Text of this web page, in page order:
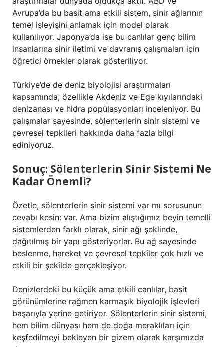
Avrupa’da bu basit ama etkili sistem, sinir ağlarının
temel işleyişini anlamak için model olarak
kullanılıyor. Japonya’da ise bu canlılar genç bilim
insanlarına sinir iletimi ve davranış çalışmaları için
öğretici örnekler olarak gösteriliyor.
Türkiye’de de deniz biyolojisi araştırmaları
kapsamında, özellikle Akdeniz ve Ege kıyılarındaki
denizanası ve hidra popülasyonları inceleniyor. Bu
çalışmalar sayesinde, sölenterlerin sinir sistemi ve
çevresel tepkileri hakkında daha fazla bilgi
ediniyoruz.
Sonuç: Sölenterlerin Sinir Sistemi Ne
Kadar Önemli?
Özetle, sölenterlerin sinir sistemi var mı sorusunun
cevabı kesin: var. Ama bizim alıştığımız beyin temelli
sistemlerden farklı olarak, sinir ağı şeklinde,
dağıtılmış bir yapı gösteriyorlar. Bu ağ sayesinde
beslenme, hareket ve çevresel tepkiler çok hızlı ve
etkili bir şekilde gerçekleşiyor.
Denizlerdeki bu küçük ama etkili canlılar, basit
görünümlerine rağmen karmaşık biyolojik işlevleri
başarıyla yerine getiriyor. Sölenterlerin sinir sistemi,
hem bilim dünyası hem de doğa meraklıları için
keşfedilmeyi bekleyen bir gizem olarak karşımızda